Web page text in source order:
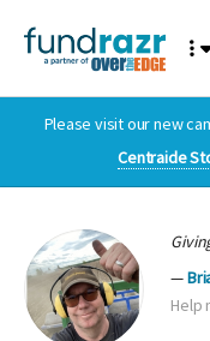
Please visit our new
Centraide
Help